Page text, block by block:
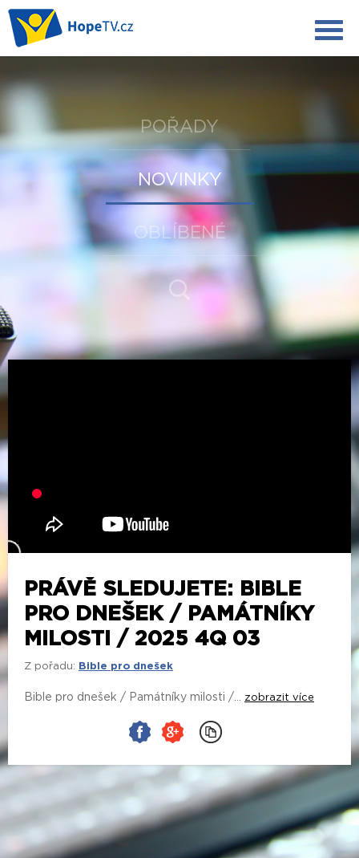
POŘADY
NOVINKY
OBLÍBENÉ
PRÁVĚ SLEDUJETE: BIBLE
PRO DNEŠEK / PAMÁTNÍKY
MILOSTI / 2025 4Q 03
Z pořadu: Bible pro dnešek
Bible pro dnešek / Památníky milosti /... zobrazit více